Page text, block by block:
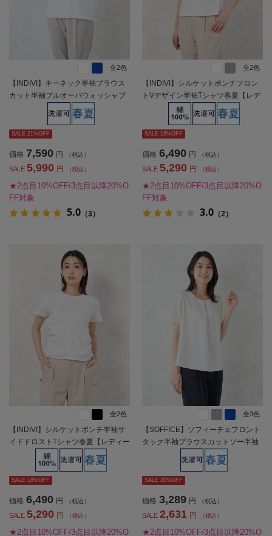
全2色
【INDIVI】キーネック半袖ブラウス
カット半袖プルオーバウォッシャブ
ル春夏【レディース】
SALE 21%OFF
価格 7,590 円 （税込）
SALE 5,990 円 （税込）
★2点目10%OFF/3点目以降20%O
FF対象
5.0 （3）
全2色
【INDIVI】シルケットポンチフロン
トVデザイン半袖Tシャツ春夏【レデ
SALE 18%OFF
価格 6,490 円 （税込）
SALE 5,290 円 （税込）
★2点目10%OFF/3点目以降20%O
FF対象
3.0 （2）
全2色
【INDIVI】シルケットポンチ半袖サ
イドドロストTシャツ春夏【レディー
SALE 18%OFF
価格 6,490 円 （税込）
SALE 5,290 円 （税込）
★2点目10%OFF/3点目以降20%O
全3色
【SOFFICE】ソフィーチェフロント
タック半袖ブラウスカットソー半袖
プルオーバーウォッシャブル消臭機
能付き春夏【レディース】
SALE 20%OFF
価格 3,289 円 （税込）
SALE 2,631 円 （税込）
★2点目10%OFF/3点目以降20%O